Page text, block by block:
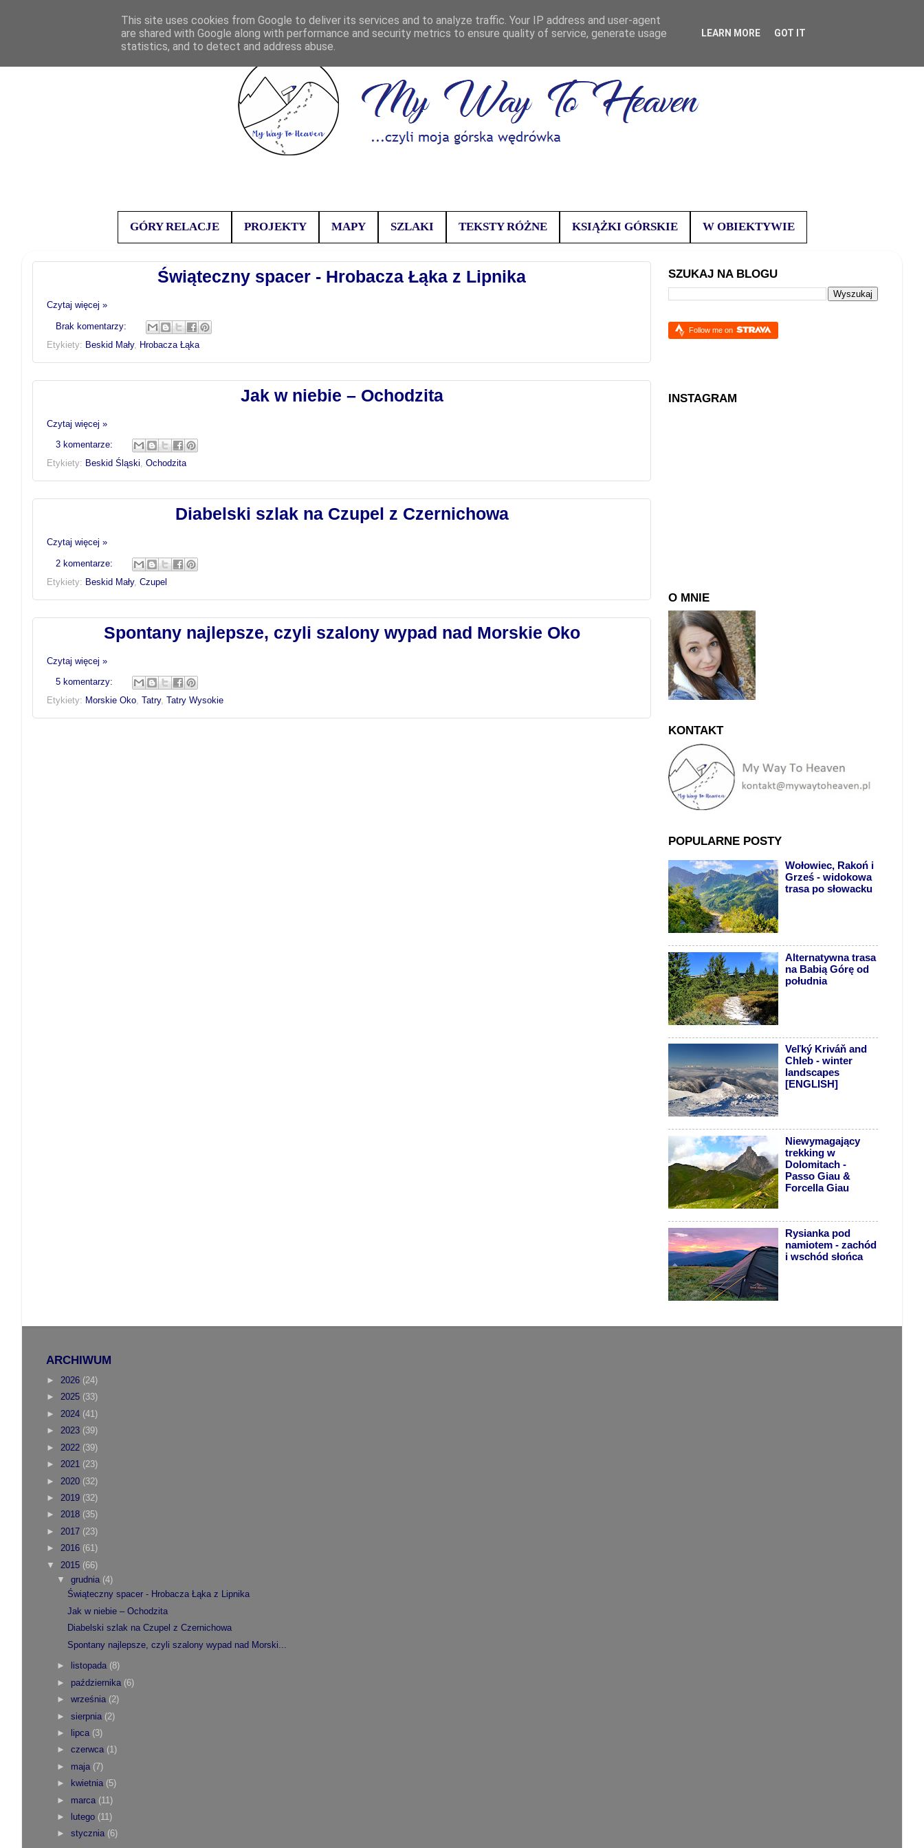
GÓRY RELACJE PROJEKTY MAPY SZLAKI TEKSTY RÓŻNE KSIĄŻKI GÓRSKIE W OBIEKTYWIE
Świąteczny spacer - Hrobacza Łąka z Lipnika
Czytaj więcej »
Brak komentarzy:
Etykiety: Beskid Mały, Hrobacza Łąka
Jak w niebie – Ochodzita
Czytaj więcej »
3 komentarze:
Etykiety: Beskid Śląski, Ochodzita
Diabelski szlak na Czupel z Czernichowa
Czytaj więcej »
2 komentarze:
Etykiety: Beskid Mały, Czupel
Spontany najlepsze, czyli szalony wypad nad Morskie Oko
Czytaj więcej »
5 komentarzy:
Etykiety: Morskie Oko, Tatry, Tatry Wysokie
SZUKAJ NA BLOGU
Follow me on
INSTAGRAM
O MNIE
KONTAKT
POPULARNE POSTY
Wołowiec, Rakoń i
Grześ - widokowa
trasa po słowacku
Alternatywna trasa
na Babią Górę od
południa
Veľký Kriváň and
Chleb - winter
landscapes
[ENGLISH]
Niewymagający
trekking w
Dolomitach -
Passo Giau &
Forcella Giau
Rysianka pod
namiotem - zachód
i wschód słońca
ARCHIWUM
► 2026 (24)
► 2025 (33)
► 2024 (41)
► 2023 (39)
► 2022 (39)
► 2021 (23)
► 2020 (32)
► 2019 (32)
► 2018 (35)
► 2017 (23)
► 2016 (61)
▼ 2015 (66)
▼grudnia (4)
Świąteczny spacer - Hrobacza Łąka z Lipnika
Jak w niebie – Ochodzita
Diabelski szlak na Czupel z Czernichowa
Spontany najlepsze, czyli szalony wypad nad Morski...
► listopada (8)
► października (6)
►września (2)
►sierpnia (2)
►
lipca (3)
►czerwca (1)
► maja (7)
►
kwietnia (5)
► marca (11)
►
lutego (11)
►stycznia (6)
This site uses cookies from Google to deliver its services and to analyze traffic. Your IP address and user-agent
are shared with Google along with performance and security metrics to ensure quality of service, generate usage
statistics, and to detect and address abuse.
LEARN MORE GOT IT